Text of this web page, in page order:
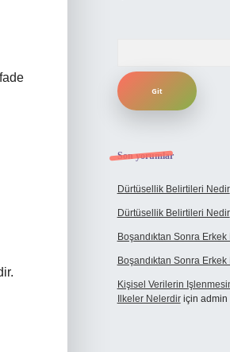
Son yorumlar
Dürtüsellik Belirtileri Nedir
Dürtüsellik Belirtileri Nedir
Boşandıktan Sonra Erkek
Boşandıktan Sonra Erkek
Kişisel Verilerin
Ilkeler Nelerdiriçin admin